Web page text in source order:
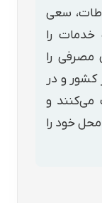
سعی
را
مصرفی را
و در
می‌کنند و
خود را